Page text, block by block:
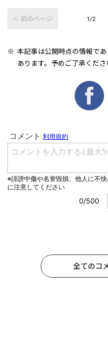
＜ 前のページ 1/2
本記事は公開時点の情報で
あります。予めご了承くださ
全てのコ